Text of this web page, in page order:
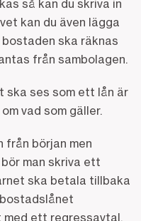
så kan du skriva in
kan du även lägga
ska räknas
från sambolagen.
ska ses som ett lån är
vad som gäller.
från början men
man skriva ett
ska betala tillbaka
med ett regressavtal,